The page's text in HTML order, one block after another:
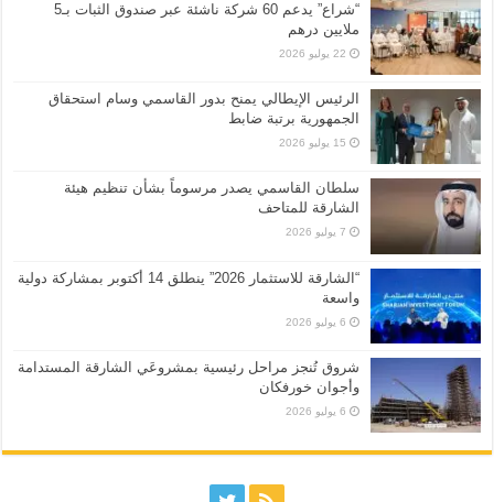
“شراع” يدعم 60 شركة ناشئة عبر صندوق الثبات بـ5
ملايين درهم
22 يوليو 2026
الرئيس الإيطالي يمنح بدور القاسمي وسام استحقاق
الجمهورية برتبة ضابط
15 يوليو 2026
سلطان القاسمي يصدر مرسوماً بشأن تنظيم هيئة
الشارقة للمتاحف
7 يوليو 2026
“الشارقة للاستثمار 2026” ينطلق 14 أكتوبر بمشاركة دولية
واسعة
6 يوليو 2026
شروق تُنجز مراحل رئيسية بمشروعَي الشارقة المستدامة
وأجوان خورفكان
6 يوليو 2026